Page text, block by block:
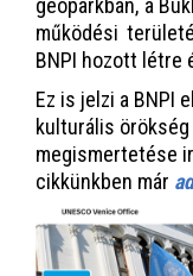
geoparkban, a
működési
BNPI hozott létre
Ez is jelzi a BNPI
kulturális
megismertetése
cikkünkben már